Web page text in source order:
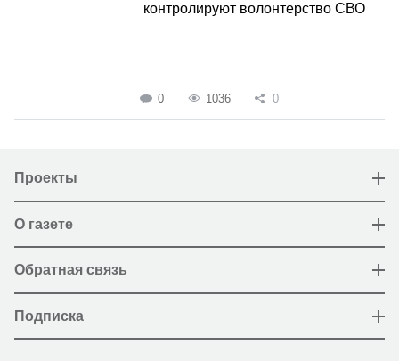
контролируют волонтерство СВО
0 1036 0
Проекты
О газете
Обратная связь
Подписка